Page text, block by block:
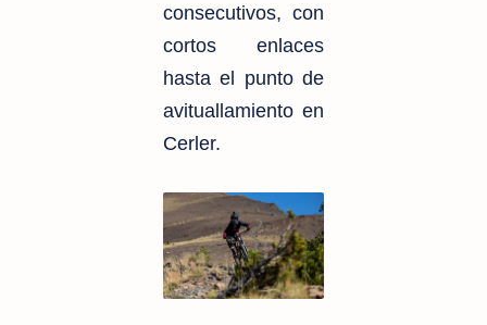
consecutivos, con
cortos enlaces
hasta el punto de
avituallamiento en
Cerler.